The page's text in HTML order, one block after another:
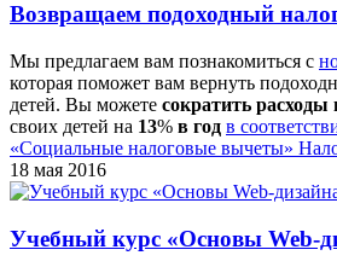
Возвращаем подоходный
Мы предлагаем вам познакомиться с
которая поможет вам вернуть
детей. Вы можете сократить расходы
своих детей на 13% в год в
«Социальные налоговые вычеты»
18 мая 2016
Учебный курс «Основы Web-